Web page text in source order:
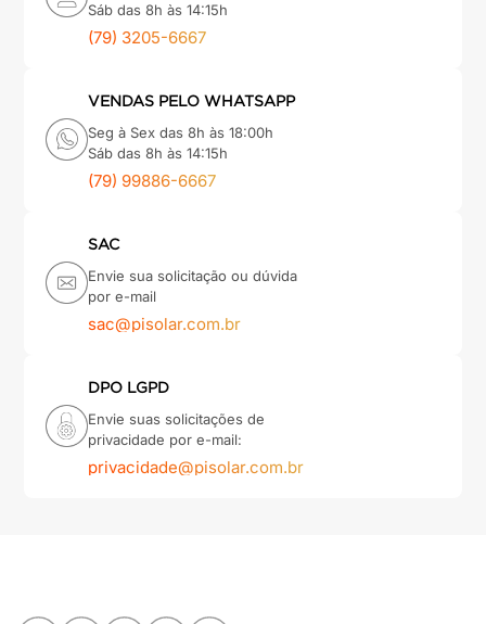
Sáb das 8h às 14:15h
(79) 3205-6667
VENDAS PELO WHATSAPP
Seg à Sex das 8h às 18:00h
Sáb das 8h às 14:15h
(79) 99886-6667
SAC
Envie sua solicitação ou dúvida
por e-mail
sac@pisolar.com.br
DPO LGPD
Envie suas solicitações de
privacidade por e-mail:
privacidade@pisolar.com.br